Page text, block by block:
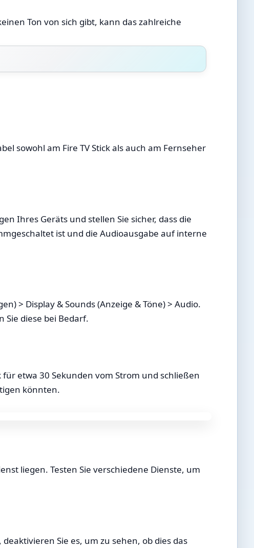
Ton von sich gibt, kann das zahlreiche
sowohl am Fire TV Stick als auch am Fernseher
Ihres Geräts und stellen Sie sicher, dass die
ist und die Audioausgabe auf interne
> Display & Sounds (Anzeige & Töne) > Audio.
Sie diese bei Bedarf.
etwa 30 Sekunden vom Strom und schließen
könnten.
liegen. Testen Sie verschiedene Dienste, um
Sie es, um zu sehen, ob dies das